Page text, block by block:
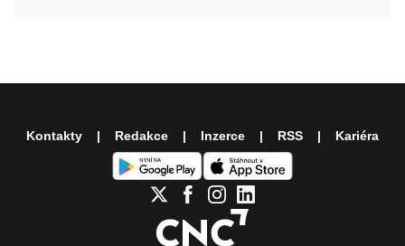
Kontakty Redakce Inzerce RSS Kariéra